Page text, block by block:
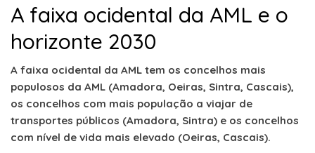
A faixa ocidental da AML e o
horizonte 2030
A faixa ocidental da AML tem os concelhos mais
populosos da AML (Amadora, Oeiras, Sintra, Cascais),
os concelhos com mais população a viajar de
transportes públicos (Amadora, Sintra) e os concelhos
com nível de vida mais elevado (Oeiras, Cascais).